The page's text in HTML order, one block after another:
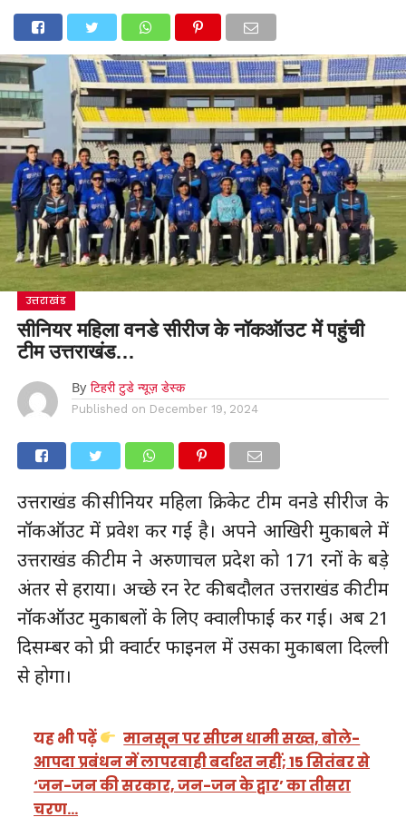
उत्तराखंड
सीनियर महिला वनडे सीरीज के नॉकऑउट में पहुंची
टीम उत्तराखंड…
By टिहरी टुडे न्यूज़ डेस्क
Published on December 19, 2024
उत्तराखंड की सीनियर महिला क्रिकेट टीम वनडे सीरीज के
नॉकऑउट में प्रवेश कर गई है। अपने आखिरी मुकाबले में
उत्तराखंड की टीम ने अरुणाचल प्रदेश को 171 रनों के बड़े
अंतर से हराया। अच्छे रन रेट की बदौलत उत्तराखंड की टीम
नॉकऑउट मुकाबलों के लिए क्वालीफाई कर गई। अब 21
दिसम्बर को प्री क्वार्टर फाइनल में उसका मुकाबला दिल्ली
से होगा।
यह भी पढ़ें
मानसून पर सीएम धामी सख्त, बोले-
आपदा प्रबंधन में लापरवाही बर्दाश्त नहीं; 15 सितंबर से
‘जन-जन की सरकार, जन-जन के द्वार’ का तीसरा
चरण…